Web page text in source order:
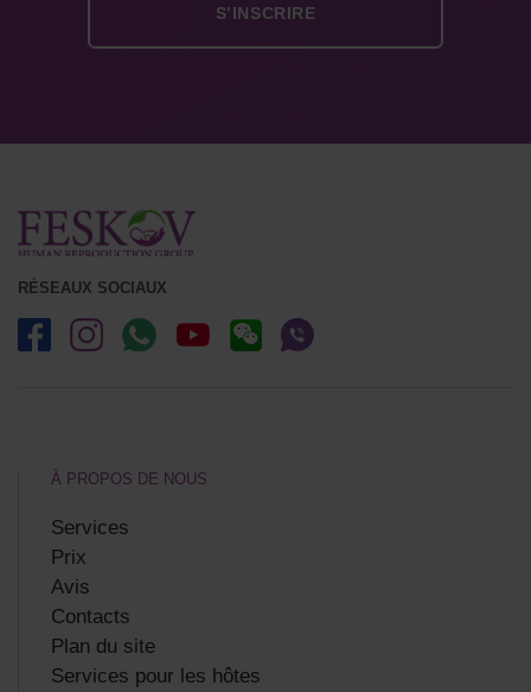
RÉSEAUX SOCIAUX
À PROPOS DE NOUS
Services
Prix
Avis
Contacts
Plan du site
Services pour les hôtes